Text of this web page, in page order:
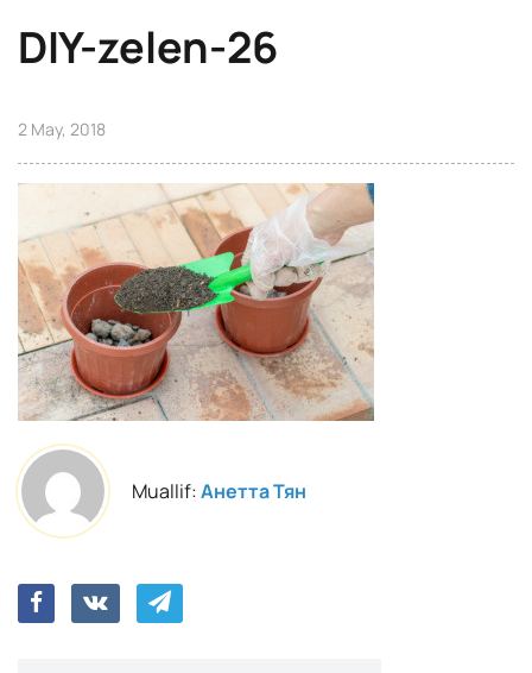
DIY-zelen-26
2 May, 2018
Muallif:Анетта Тян